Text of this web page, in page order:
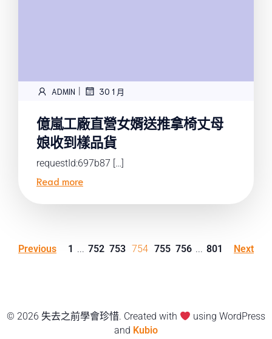
ADMIN | 30 1 月
億嵐工廠直營女婿送推拿椅丈母
娘收到樣品貨
requestId:697b87 […]
Read more
Previous 1 ... 752 753 754 755 756 ... 801 Next
© 2026 失去之前學會珍惜. Created with
using WordPress
and Kubio